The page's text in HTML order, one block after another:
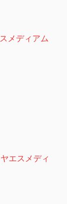
メディアム
エスメディ